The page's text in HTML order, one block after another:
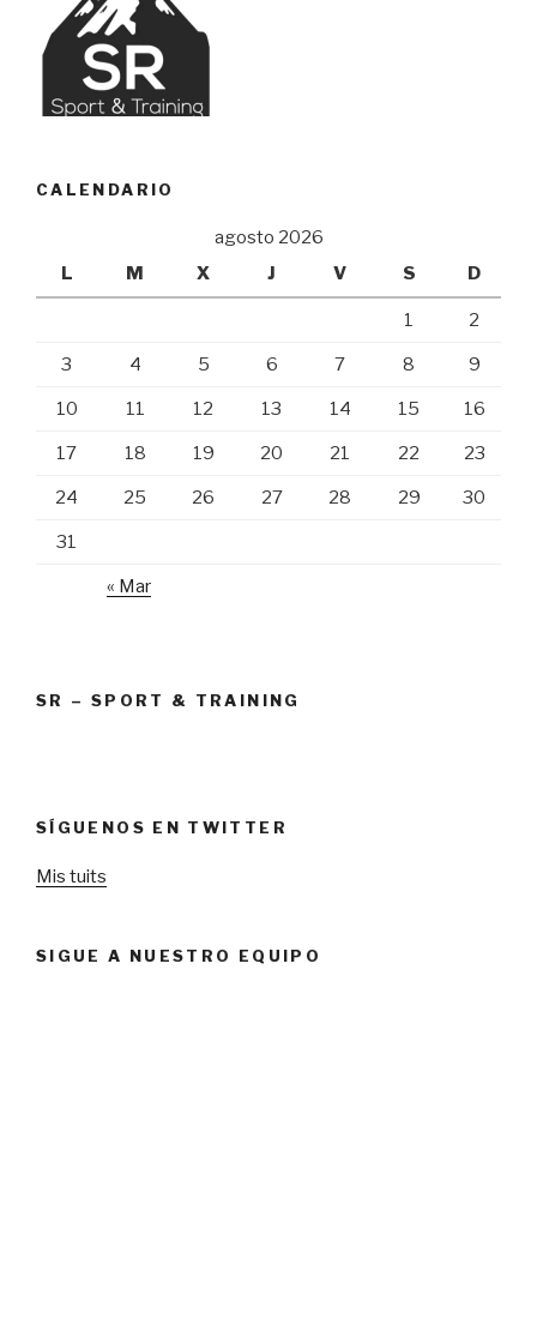
CALENDARIO
agosto 2026
L
M X J V S D
1 2
3 4 5 6 7 8 9
10 11 12 13 14 15 16
17 18 19 20 21 22 23
24 25 26 27 28 29 30
31
« Mar
SR – SPORT & TRAINING
SÍGUENOS EN TWITTER
Mis tuits
SIGUE A NUESTRO EQUIPO